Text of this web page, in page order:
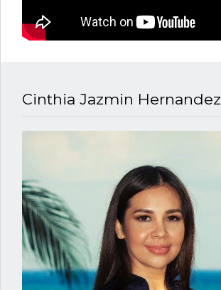
Cinthia Jazmin Hernandez